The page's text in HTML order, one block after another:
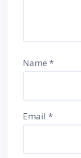
Name *
Email *